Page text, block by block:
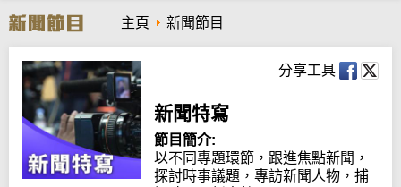
r
c
h
主頁 新聞節目
分享工具
新聞特寫
節目簡介:
以不同專題環節，跟進焦點新聞，
探討時事議題，專訪新聞人物，捕